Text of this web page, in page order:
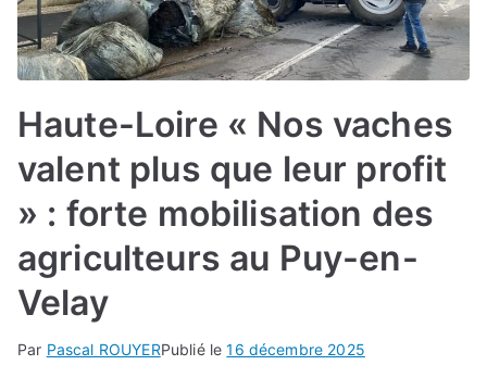
Haute-Loire « Nos vaches
valent plus que leur profit
» : forte mobilisation des
agriculteurs au Puy-en-
Velay
Par Pascal ROUYERPublié le16 décembre 2025